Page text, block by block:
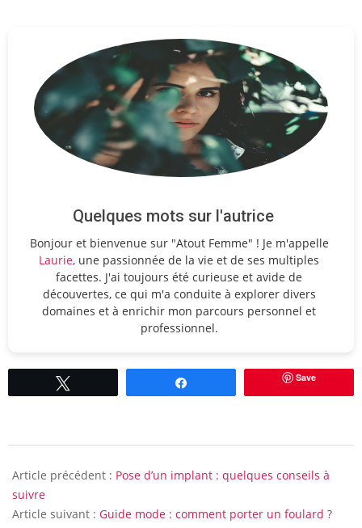
Quelques mots sur l'autrice
Bonjour et bienvenue sur "Atout Femme" ! Je m'appelle
Laurie, une passionnée de la vie et de ses multiples
facettes. J'ai toujours été curieuse et avide de
découvertes, ce qui m'a conduite à explorer divers
domaines et à enrichir mon parcours personnel et
professionnel.
Save
01-
30
Article précédent : Pose d’un implant : quelques conseils à
suivre
Article suivant : Guide mode : comment porter un foulard ?